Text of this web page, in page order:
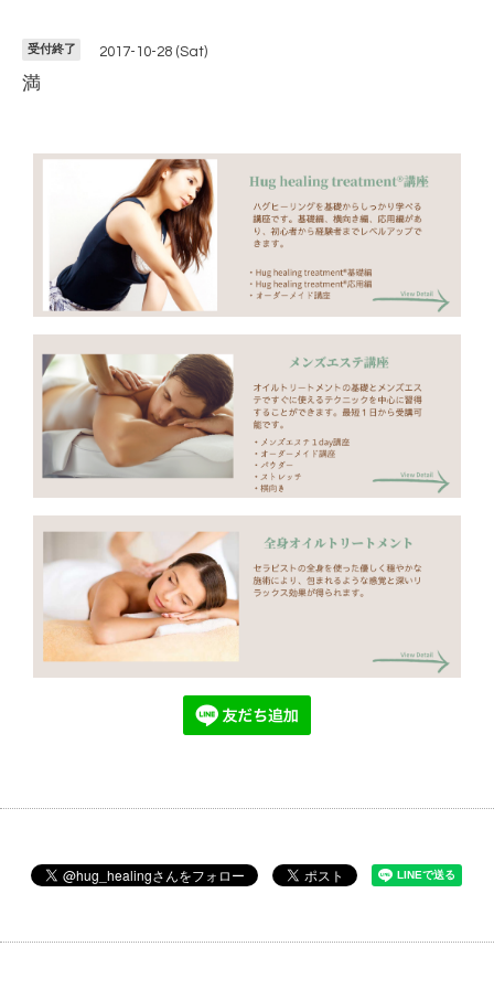
受付終了 2017-10-28 (Sat)
満